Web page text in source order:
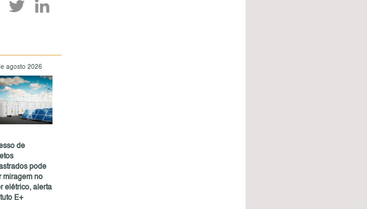
agosto 2026
de
pode
miragem no
elétrico, alerta
E+